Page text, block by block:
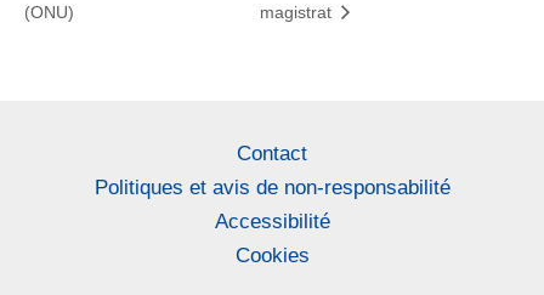
(ONU)
magistrat
Contact
Politiques et avis de non-responsabilité
Accessibilité
Cookies